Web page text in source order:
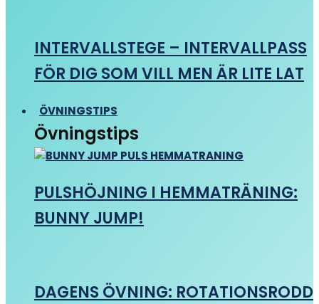
INTERVALLSTEGE – INTERVALLPASS
FÖR DIG SOM VILL MEN ÄR LITE LAT
ÖVNINGSTIPS
Övningstips
PULSHÖJNING I HEMMATRÄNING:
BUNNY JUMP!
DAGENS ÖVNING: ROTATIONSRODD